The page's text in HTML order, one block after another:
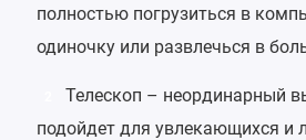
полностью погрузиться в
одиночку или развлечься в
Телескоп – неординарный
подойдет для увлекающихся и